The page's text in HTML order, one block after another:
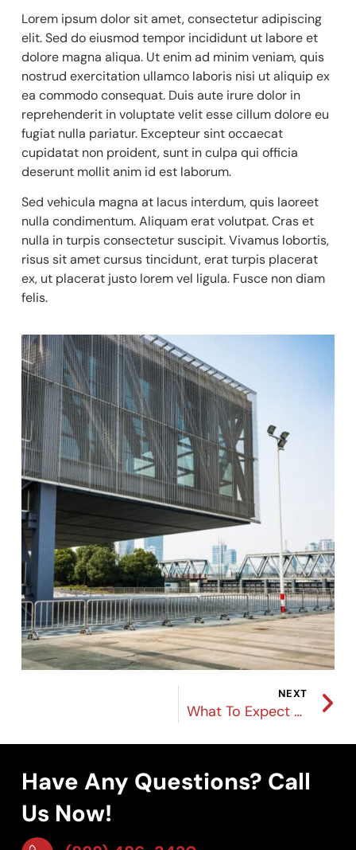
Lorem ipsum dolor sit amet, consectetur adipiscing
elit. Sed do eiusmod tempor incididunt ut labore et
dolore magna aliqua. Ut enim ad minim veniam, quis
nostrud exercitation ullamco laboris nisi ut aliquip ex
ea commodo consequat. Duis aute irure dolor in
reprehenderit in voluptate velit esse cillum dolore eu
fugiat nulla pariatur. Excepteur sint occaecat
cupidatat non proident, sunt in culpa qui officia
deserunt mollit anim id est laborum.
Sed vehicula magna at lacus interdum, quis laoreet
nulla condimentum. Aliquam erat volutpat. Cras et
nulla in turpis consectetur suscipit. Vivamus lobortis,
risus sit amet cursus tincidunt, erat turpis placerat
ex, ut placerat justo lorem vel ligula. Fusce non diam
felis.
NEXT
What To Expect When Ordering A Custom Steel Building Kit From Atlantic Steel
Have Any Questions? Call
Us Now!